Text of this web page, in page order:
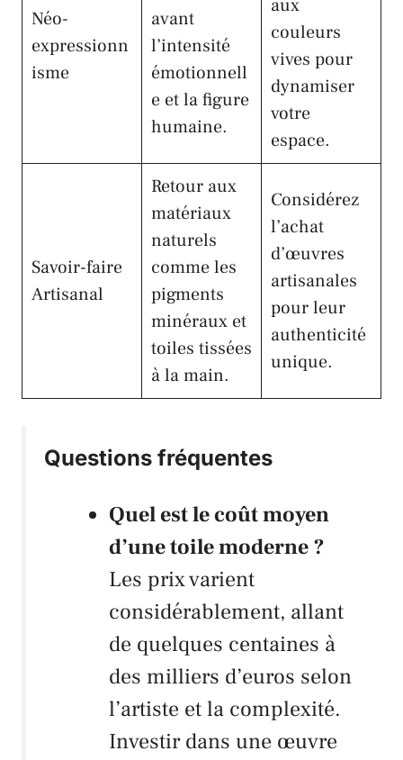
Néo-
expressionn
isme
avant
l’intensité
émotionnell
e et la figure
humaine.
aux
couleurs
vives pour
dynamiser
votre
espace.
Savoir-faire
Artisanal
Retour aux
matériaux
naturels
comme les
pigments
minéraux et
toiles tissées
à la main.
Considérez
l’achat
d’œuvres
artisanales
pour leur
authenticité
unique.
Questions fréquentes
Quel est le coût moyen
d’une toile moderne ?
Les prix varient
considérablement, allant
de quelques centaines à
des milliers d’euros selon
l’artiste et la complexité.
Investir dans une œuvre